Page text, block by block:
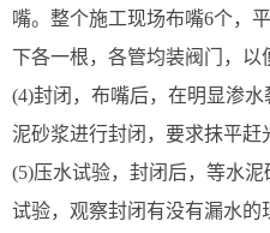
嘴。整个施工现场布嘴6个，
下各一根，各管均装阀门，
(4)封闭，布嘴后，在明显渗
泥砂浆进行封闭，要求
(5)压水试验，封闭后，等水
试验，观察封闭有没有漏水